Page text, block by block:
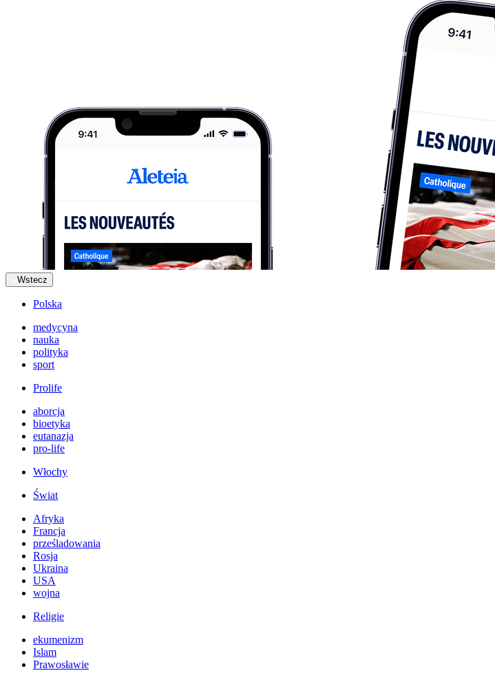
Wstecz
Polska
medycyna
nauka
polityka
sport
Prolife
aborcja
bioetyka
eutanazja
pro-life
Włochy
Świat
Afryka
Francja
prześladowania
Rosja
Ukraina
USA
wojna
Religie
ekumenizm
Islam
Prawosławie